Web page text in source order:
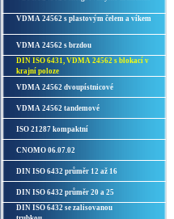
VDMA 24562 s plastovým čelem a víkem
VDMA 24562 s brzdou
DIN ISO 6431, VDMA 24562 s blokací v
krajní poloze
VDMA 24562 dvoupístnicové
VDMA 24562 tandemové
ISO 21287 kompaktní
CNOMO 06.07.02
DIN ISO 6432 průměr 12 až 16
DIN ISO 6432 průměr 20 a 25
DIN ISO 6432 se zalisovanou